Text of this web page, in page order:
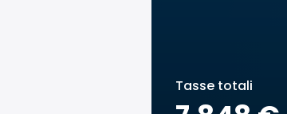
Tasse totali